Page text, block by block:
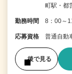
町駅・都
勤務時間 8：00～
応募資格 普通自動
後で見る